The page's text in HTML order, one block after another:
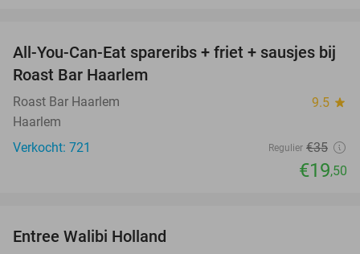
44%
All-You-Can-Eat spareribs + friet + sausjes bij
Roast Bar Haarlem
Roast Bar Haarlem 9.5 star
Haarlem
Verkocht: 721
Regulier €35
€19,50
Entree Walibi Holland